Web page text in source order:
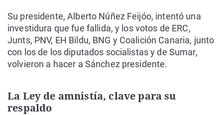
Su presidente, Alberto Núñez Feijóo, intentó una
investidura que fue fallida, y los votos de ERC,
Junts, PNV, EH Bildu, BNG y Coalición Canaria, junto
con los de los diputados socialistas y de Sumar,
volvieron a hacer a Sánchez presidente.
La Ley de amnistía, clave para su
respaldo